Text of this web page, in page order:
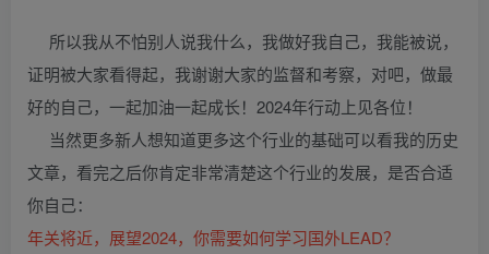
所以我从不怕别人说我什么，我做好我自己，我能被说，
证明被大家看得起，我谢谢大家的监督和考察，对吧，做最
好的自己，一起加油一起成长！2024年行动上见各位！
当然更多新人想知道更多这个行业的基础可以看我的历史
文章，看完之后你肯定非常清楚这个行业的发展，是否合适
你自己：
年关将近，展望2024，你需要如何学习国外LEAD？